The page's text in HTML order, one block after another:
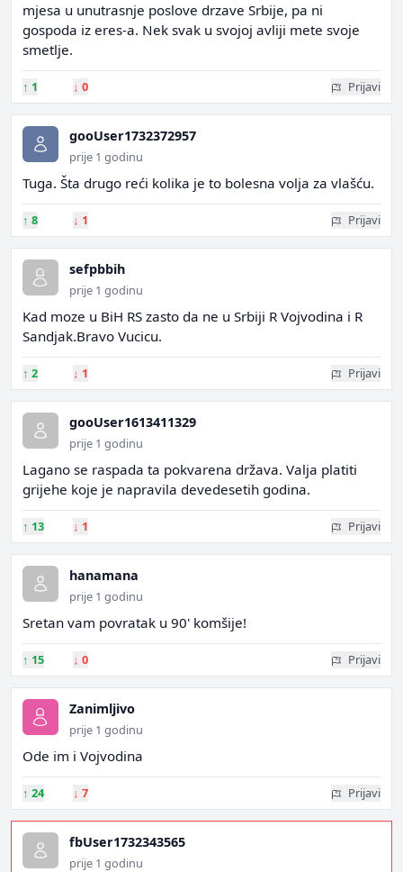
mjesa u unutrasnje poslove drzave Srbije, pa ni
gospoda iz eres-a. Nek svak u svojoj avliji mete svoje
smetlje.
↑ 1 ↓ 0 Prijavi
gooUser1732372957
prije 1 godinu
Tuga. Šta drugo reći kolika je to bolesna volja za vlašću.
↑ 8 ↓ 1 Prijavi
sefpbbih
prije 1 godinu
Kad moze u BiH RS zasto da ne u Srbiji R Vojvodina i R
Sandjak.Bravo Vucicu.
↑ 2 ↓ 1 Prijavi
gooUser1613411329
prije 1 godinu
Lagano se raspada ta pokvarena država. Valja platiti
grijehe koje je napravila devedesetih godina.
↑ 13 ↓ 1 Prijavi
hanamana
prije 1 godinu
Sretan vam povratak u 90' komšije!
↑ 15 ↓ 0 Prijavi
Zanimljivo
prije 1 godinu
Ode im i Vojvodina
↑ 24 ↓ 7 Prijavi
fbUser1732343565
prije 1 godinu